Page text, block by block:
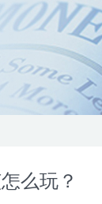
么玩？